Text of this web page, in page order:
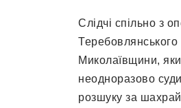
Слідчі спільно з
Теребовлянського
Миколаївщини,
неодноразово
розшуку за